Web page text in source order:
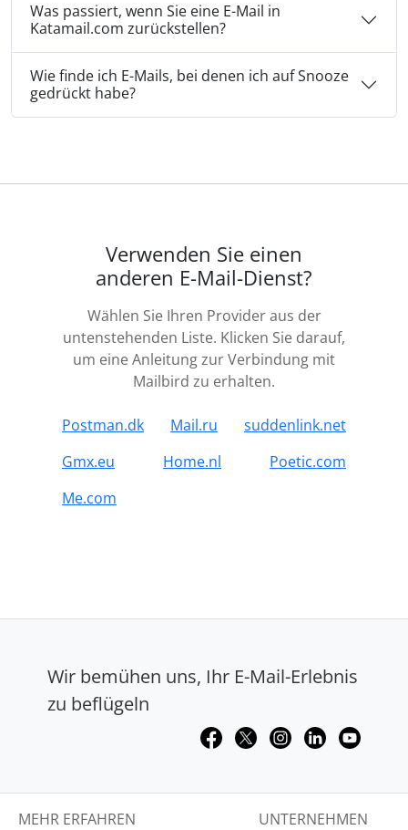
Was passiert, wenn Sie eine E-Mail in
Katamail.com zurückstellen?
Wie finde ich E-Mails, bei denen ich auf Snooze
gedrückt habe?
Verwenden Sie einen
anderen E-Mail-Dienst?
Wählen Sie Ihren Provider aus der
untenstehenden Liste. Klicken Sie darauf,
um eine Anleitung zur Verbindung mit
Mailbird zu erhalten.
Postman.dk Mail.ru
suddenlink.net
Gmx.eu
Home.nl
Poetic.com
Me.com
Wir bemühen uns, Ihr E-Mail-Erlebnis
zu beflügeln
MEHR ERFAHREN UNTERNEHMEN